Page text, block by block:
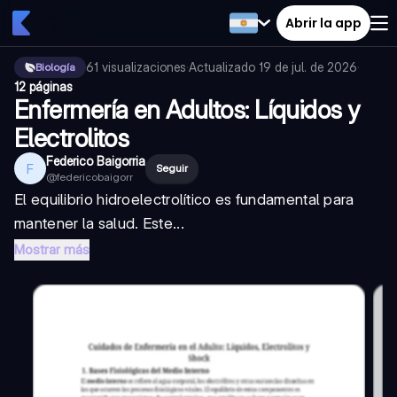
Abrir la app
Biología 61 visualizaciones·Actualizado 19 de jul. de 2026·
12 páginas
Enfermería en Adultos: Líquidos y
Electrolitos
F Federico Baigorria
@federicobaigorr
Seguir
El equilibrio hidroelectrolítico es fundamental para
mantener la salud. Este...
Mostrar más